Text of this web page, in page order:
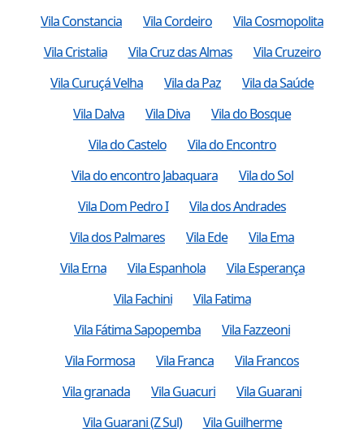
Vila Constancia
Vila Cordeiro
Vila Cosmopolita
Vila Cristalia
Vila Cruz das Almas
Vila Cruzeiro
Vila Curuçá Velha
Vila da Paz
Vila da Saúde
Vila Dalva
Vila Diva
Vila do Bosque
Vila do Castelo
Vila do Encontro
Vila do encontro Jabaquara
Vila do Sol
Vila Dom Pedro I
Vila dos Andrades
Vila dos Palmares
Vila Ede
Vila Ema
Vila Erna
Vila Espanhola
Vila Esperança
Vila Fachini
Vila Fatima
Vila Fátima Sapopemba
Vila Fazzeoni
Vila Formosa
Vila Franca
Vila Francos
Vila granada
Vila Guacuri
Vila Guarani
Vila Guarani (Z Sul)
Vila Guilherme